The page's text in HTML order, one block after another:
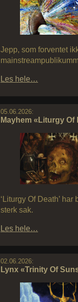
Jepp, som forventet
Les hele…
05.06.2026:
Mayhem «Liturgy Of
‘Liturgy Of Death’ har
sterk sak.
Les hele…
02.06.2026:
Lynx «Trinity Of